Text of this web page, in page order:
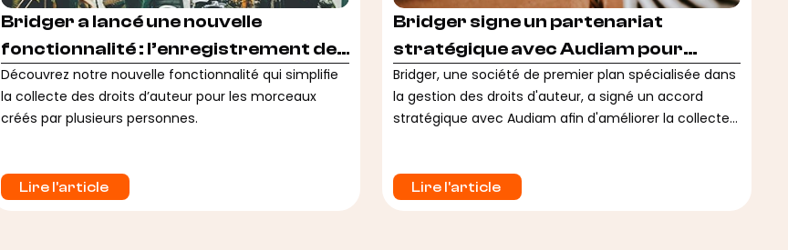
Bridger a lancé une nouvelle
fonctionnalité : l’enregistrement des
œuvres collaboratives
Découvrez notre nouvelle fonctionnalité qui simplifie
la collecte des droits d’auteur pour les morceaux
créés par plusieurs personnes.
Lire l'article
Bridger signe un partenariat
stratégique avec Audiam pour
développer et renforcer la collecte
des redevances
Bridger, une société de premier plan spécialisée dans
la gestion des droits d'auteur, a signé un accord
stratégique avec Audiam afin d'améliorer la collecte
Lire l'article